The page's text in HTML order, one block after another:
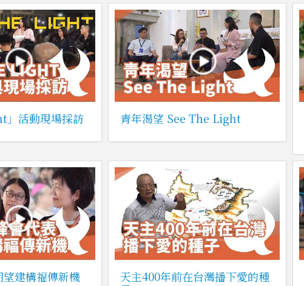
活動現場採訪 青年渴望 See The Light
建構福傳新機
天主400年前在台灣播下愛的種